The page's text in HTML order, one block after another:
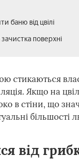
баню від цвілі
поверхні
стикаються
Якщо на
в стіни, що
від